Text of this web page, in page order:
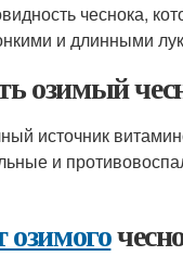
чеснока,
и длинными
озимый
источник
и
озимого